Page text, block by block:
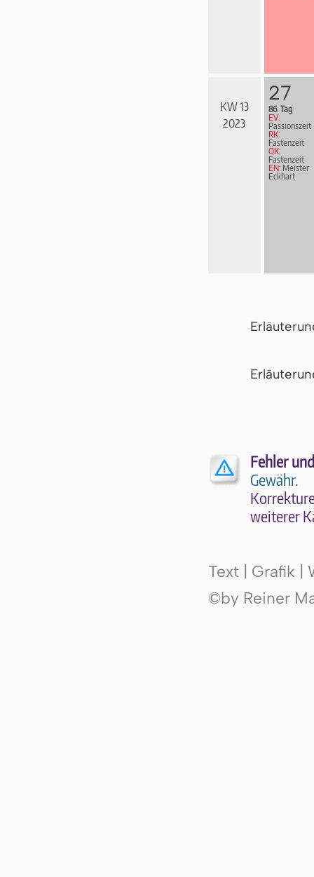
KW 13
2023
27
86. Tag
EV:
Passionszeit
RK:
Fastenzeit
ÖK:
Fastenzeit
EN: Meister
Eckhart
Fehler
Gewähr.
wei­te­rer
Text | Grafik |
©by Reiner